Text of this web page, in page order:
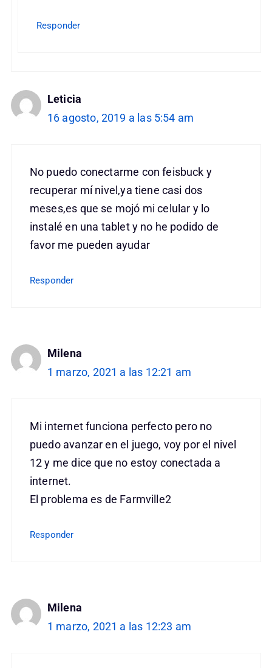
Responder
Leticia
16 agosto, 2019 a las 5:54 am
No puedo conectarme con feisbuck y
recuperar mí nivel,ya tiene casi dos
meses,es que se mojó mi celular y lo
instalé en una tablet y no he podido de
favor me pueden ayudar
Responder
Milena
1 marzo, 2021 a las 12:21 am
Mi internet funciona perfecto pero no
puedo avanzar en el juego, voy por el nivel
12 y me dice que no estoy conectada a
internet.
El problema es de Farmville2
Responder
Milena
1 marzo, 2021 a las 12:23 am